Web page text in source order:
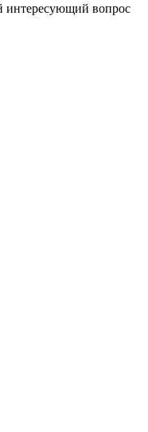
интересующий вопрос